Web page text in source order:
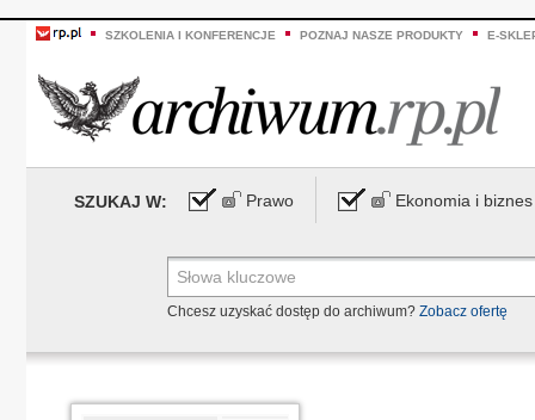
SZKOLENIA I KONFERENCJE POZNAJ NASZE PRODUKTY E-
SZUKAJ W: Prawo Ekonomia i biznes
Chcesz uzyskać dostęp do archiwum? Zobacz ofertę